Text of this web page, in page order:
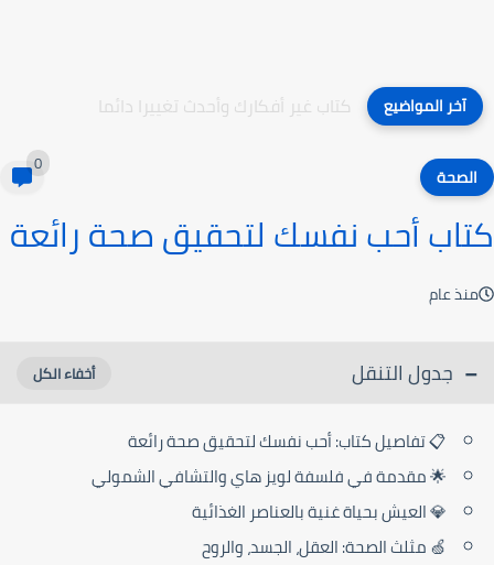
آخر المواضيع كتاب غير أفكارك وأحدث تغييرا دائما
الصحة 0
كتاب أحب نفسك لتحقيق صحة رائعة
منذ عام
جدول التنقل
📋 تفاصيل كتاب: أحب نفسك لتحقيق صحة رائعة
🌟 مقدمة في فلسفة لويز هاي والتشافي الشمولي
💎 العيش بحياة غنية بالعناصر الغذائية
🍏 مثلث الصحة: العقل، الجسد، والروح